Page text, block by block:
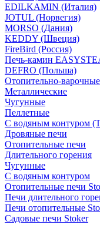
EDILKAMIN (Италия)
JOTUL (Норвегия)
MORSO (Дания)
KEDDY (Швеция)
FireBird (Россия)
Печь-камин
DEFRO (Польша)
Отопительно-варочные
Металлические
Чугунные
Пеллетные
С водяным контуром
Дровяные печи
Отопительные печи
Длительного горения
Чугунные
C водяным контуром
Отопительные печи
Печи длительного
Печи отопительные
Садовые печи Stoker